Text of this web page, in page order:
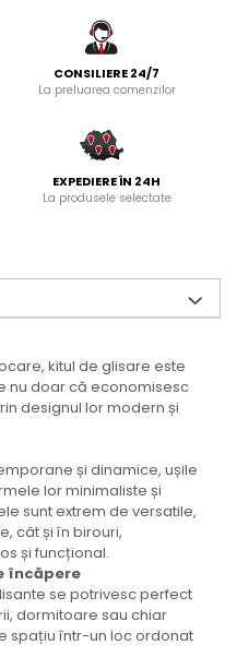
CONSILIERE 24/7
La preluarea comenzilor
EXPEDIERE ÎN 24H
La produsele selectate
kitul de glisare este
nu doar că economisesc
designul lor modern și
și dinamice, ușile
lor minimaliste și
sunt extrem de versatile,
cât și în birouri,
și funcțional.
încăpere
se potrivesc perfect
dormitoare sau chiar
spațiu într-un loc ordonat